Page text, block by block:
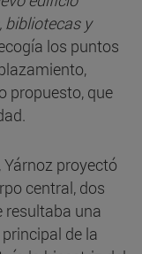
bibliotecas y
los puntos
propuesto, que
proyectó
central, dos
resultaba una
de la